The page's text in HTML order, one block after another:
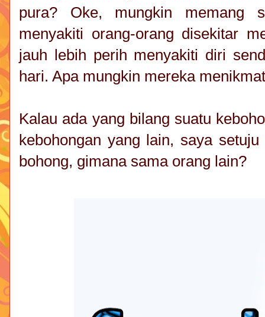
pura? Oke, mungkin memang
menyakiti orang-orang disekitar
jauh lebih perih menyakiti diri
hari. Apa mungkin mereka
Kalau ada yang bilang suatu
kebohongan yang lain, saya
bohong, gimana sama orang lain?